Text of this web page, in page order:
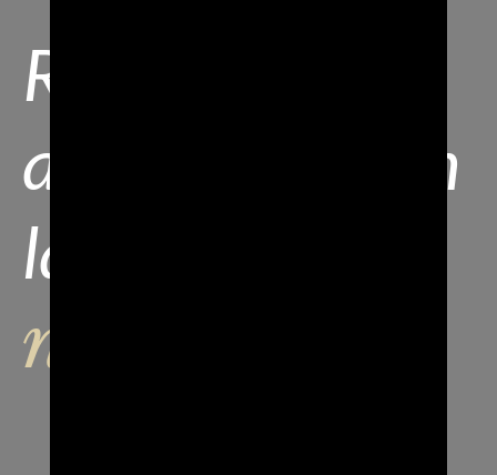
Resta
aggiornato con
la nostra
newsletter